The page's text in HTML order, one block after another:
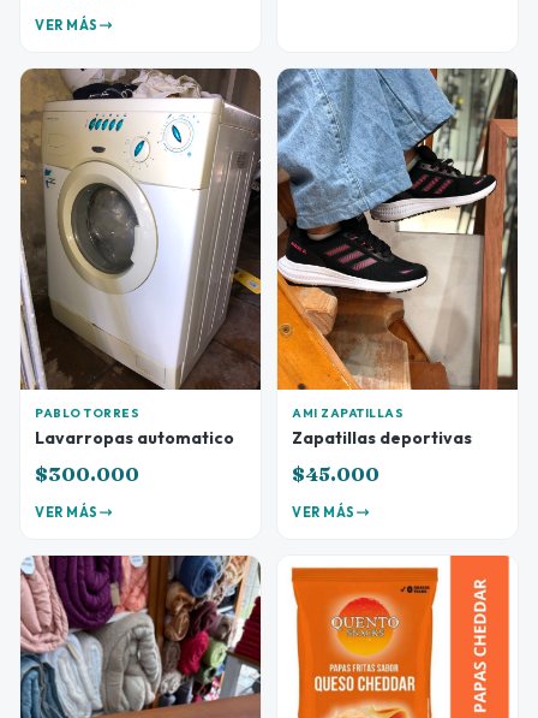
VER MÁS
PABLO TORRES
Lavarropas automatico
$300.000
VER MÁS
AMI ZAPATILLAS
Zapatillas deportivas
$45.000
VER MÁS